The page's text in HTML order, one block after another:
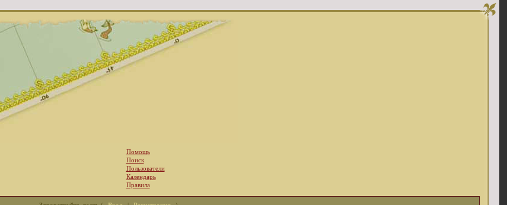
Помощь
Поиск
Пользователи
Календарь
Правила